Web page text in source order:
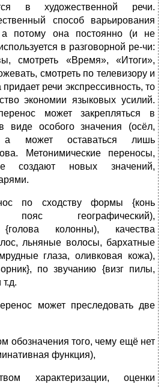
в художественной речи.
способ варьирования
а потому она постоянно (и не
в разговорной ре-чи:
смотреть «Время», «Итоги»,
смотреть по телевизору и
речи экспрессивность, то
экономии языковых усилий.
может закрепляться в
виде особого значения (осёл,
может оставаться лишь
Метонимические переносы,
создают новых значений,
по сходству формы {конь
пояс географический),
{голова колонны), качества
льняные волосы, бархатные
глаза, оливковая кожа),
по звучанию {визг пилы,
может преследовать две
обозначения того, чему ещё нет
функция),
характеризации, оценки